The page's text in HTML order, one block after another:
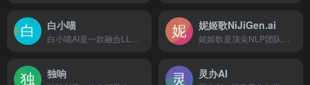
白小喵 妮姬歌NiJiGen.ai
独响 灵办AI